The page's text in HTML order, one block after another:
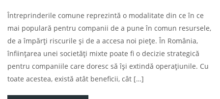
Întreprinderile comune reprezintă o modalitate din ce în ce
mai populară pentru companii de a pune în comun resursele,
de a împărți riscurile și de a accesa noi piețe. În România,
înființarea unei societăți mixte poate fi o decizie strategică
pentru companiile care doresc să își extindă operațiunile. Cu
toate acestea, există atât beneficii, cât […]